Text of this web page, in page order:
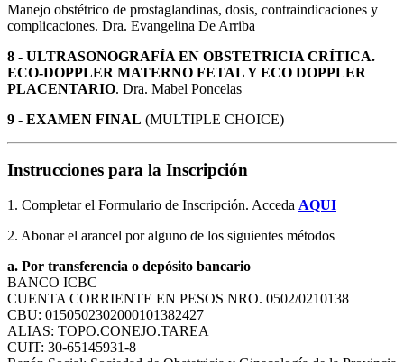
Manejo obstétrico de prostaglandinas, dosis, contraindicaciones y
complicaciones. Dra. Evangelina De Arriba
8 - ULTRASONOGRAFÍA EN OBSTETRICIA CRÍTICA.
ECO-DOPPLER MATERNO FETAL Y ECO DOPPLER
PLACENTARIO. Dra. Mabel Poncelas
9 - EXAMEN FINAL (MULTIPLE CHOICE)
Instrucciones para la Inscripción
1. Completar el Formulario de Inscripción. Acceda AQUI
2. Abonar el arancel por alguno de los siguientes métodos
a. Por transferencia o depósito bancario
BANCO ICBC
CUENTA CORRIENTE EN PESOS NRO. 0502/0210138
CBU: 0150502302000101382427
ALIAS: TOPO.CONEJO.TAREA
CUIT: 30-65145931-8